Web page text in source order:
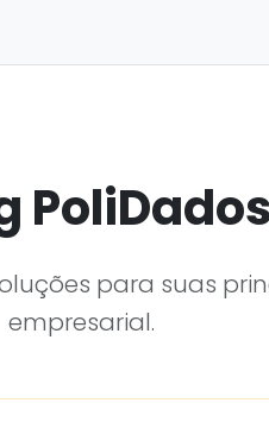
PoliDados
para suas
empresarial.